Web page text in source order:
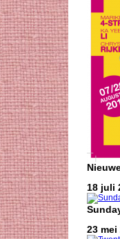
18 juli
23 mei